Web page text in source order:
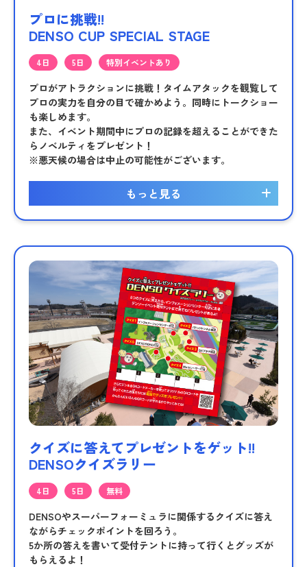
プロに挑戦!!
DENSO CUP SPECIAL STAGE
4日 5日 特別イベントあり
プロがアトラクションに挑戦！タイムアタックを観覧して
プロの実力を自分の目で確かめよう。同時にトークショー
も楽しめます。
また、イベント期間中にプロの記録を超えることができた
らノベルティをプレゼント！
※悪天候の場合は中止の可能性がございます。
もっと見る
クイズに答えてプレゼントをゲット!!
DENSOクイズラリー
4日 5日 無料
DENSOやスーパーフォーミュラに関係するクイズに答え
ながらチェックポイントを回ろう。
5か所の答えを書いて受付テントに持って行くとグッズが
もらえるよ！